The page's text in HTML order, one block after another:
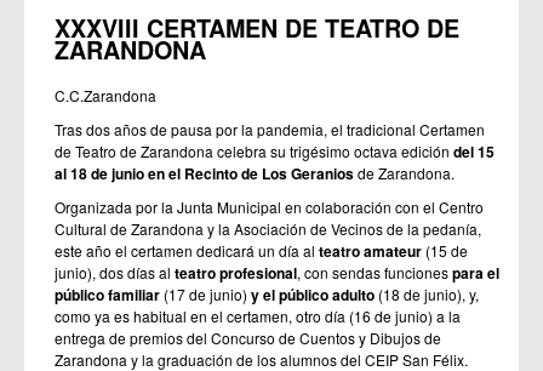
XXXVIII CERTAMEN DE TEATRO DE
ZARANDONA
C.C.Zarandona
Tras dos años de pausa por la pandemia, el tradicional Certamen
de Teatro de Zarandona celebra su trigésimo octava edición del 15
al 18 de junio en el Recinto de Los Geraniosde Zarandona.
Organizada por la Junta Municipal en colaboración con el Centro
Cultural de Zarandona y la Asociación de Vecinos de la pedanía,
este año el certamen dedicará un día al teatro amateur (15 de
junio), dos días al teatro profesional, con sendas funcionespara el
público familiar (17 de junio) y el público adulto (18 de junio), y,
como ya es habitual en el certamen, otro día (16 de junio) a la
entrega de premios del Concurso de Cuentos y Dibujos de
Zarandona y la graduación de los alumnos del CEIP San Félix.